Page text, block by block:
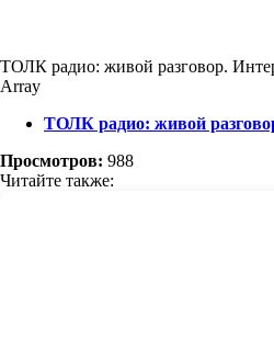
ТОЛК радио: живой разговор.
Array
ТОЛК радио: живой
Просмотров: 988
Читайте также: